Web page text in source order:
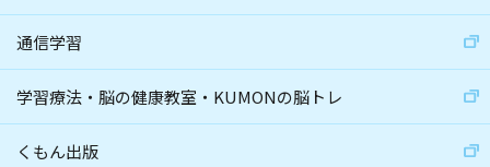
通信学習
学習療法・脳の健康教室・KUMONの脳トレ
くもん出版